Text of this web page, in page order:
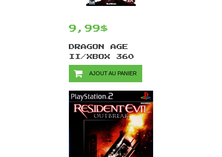
9,99$
DRAGON AGE
II/XBOX 360
AJOUT AU PANIER